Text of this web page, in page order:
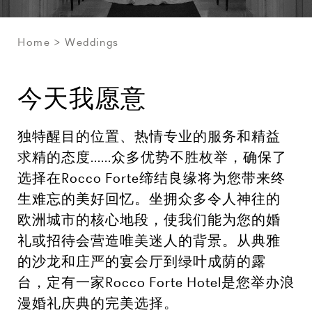
Home Weddings
今天我愿意
独特醒目的位置、热情专业的服务和精益
求精的态度......众多优势不胜枚举，确保了
选择在Rocco Forte缔结良缘将为您带来终
生难忘的美好回忆。坐拥众多令人神往的
欧洲城市的核心地段，使我们能为您的婚
礼或招待会营造唯美迷人的背景。从典雅
的沙龙和庄严的宴会厅到绿叶成荫的露
台，定有一家Rocco Forte Hotel是您举办浪
漫婚礼庆典的完美选择。